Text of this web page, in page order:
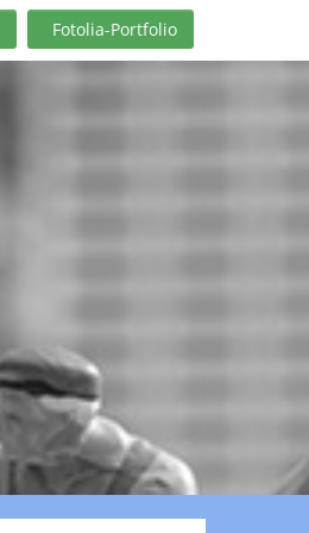
Fotolia-Portfolio